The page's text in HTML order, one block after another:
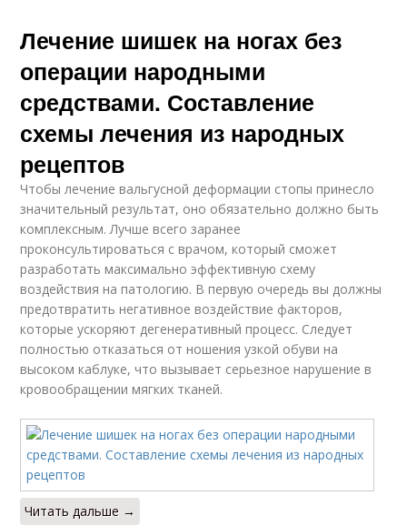
Лечение шишек на ногах без
операции народными
средствами. Составление
схемы лечения из народных
рецептов
Чтобы лечение вальгусной деформации стопы принесло
значительный результат, оно обязательно должно быть
комплексным. Лучше всего заранее
проконсультироваться с врачом, который сможет
разработать максимально эффективную схему
воздействия на патологию. В первую очередь вы должны
предотвратить негативное воздействие факторов,
которые ускоряют дегенеративный процесс. Следует
полностью отказаться от ношения узкой обуви на
высоком каблуке, что вызывает серьезное нарушение в
кровообращении мягких тканей.
Читать дальше →